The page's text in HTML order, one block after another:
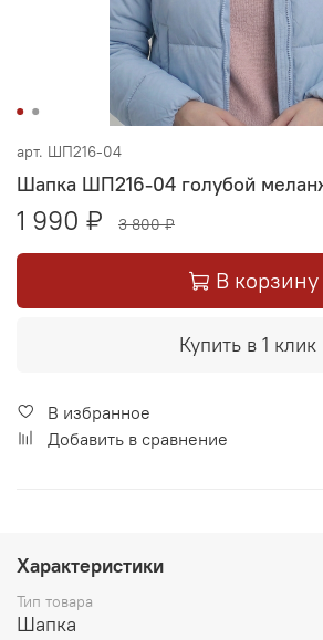
арт. ШП216-04
Шапка ШП216-04 голубой
1 990 ₽ 3 800 ₽
В корзину
Купить в 1 клик
В избранное
Добавить в сравнение
Характеристики
Тип товара
Шапка